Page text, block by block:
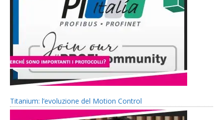
Titanium: l’evoluzione del Motion Control